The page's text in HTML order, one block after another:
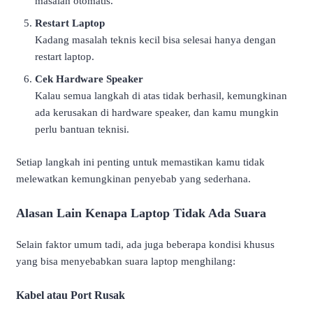
Restart Laptop
Kadang masalah teknis kecil bisa selesai hanya dengan
restart laptop.
Cek Hardware Speaker
Kalau semua langkah di atas tidak berhasil, kemungkinan
ada kerusakan di hardware speaker, dan kamu mungkin
perlu bantuan teknisi.
Setiap langkah ini penting untuk memastikan kamu tidak
melewatkan kemungkinan penyebab yang sederhana.
Alasan Lain Kenapa Laptop Tidak Ada Suara
Selain faktor umum tadi, ada juga beberapa kondisi khusus
yang bisa menyebabkan suara laptop menghilang:
Kabel atau Port Rusak